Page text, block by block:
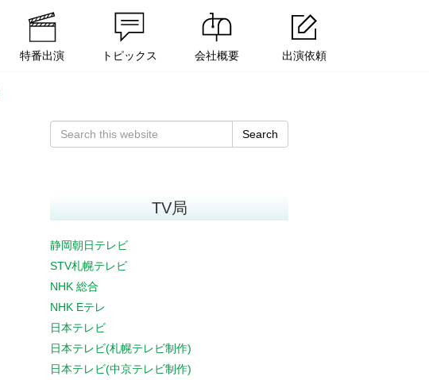
特番出演 トピックス 会社概要 出演依頼
Search
TV局
静岡朝日テレビ
STV札幌テレビ
NHK 総合
NHK Eテレ
日本テレビ
日本テレビ(札幌テレビ制作)
日本テレビ(中京テレビ制作)